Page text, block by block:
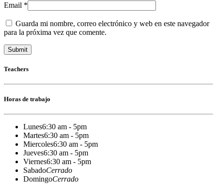
Email *
Guarda mi nombre, correo electrónico y web en este navegador
para la próxima vez que comente.
Teachers
Horas de trabajo
Lunes6:30 am - 5pm
Martes6:30 am - 5pm
Miercoles6:30 am - 5pm
Jueves6:30 am - 5pm
Viernes6:30 am - 5pm
SabadoCerrado
DomingoCerrado